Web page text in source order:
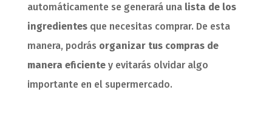
automáticamente se generará una lista de los
ingredientesque necesitas comprar. De esta
manera, podrás organizar tus compras de
manera eficientey evitarás olvidar algo
importante en el supermercado.